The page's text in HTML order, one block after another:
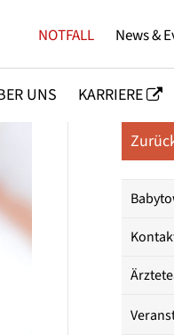
UNS KARRIERE
NOTFALL News &